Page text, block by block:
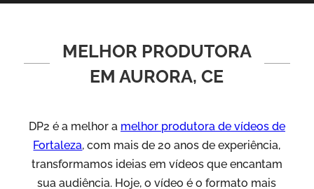
Green Process
Vídeos de Produtos e Serviços
MELHOR PRODUTORA
EM AURORA, CE
DP2 é a melhor a melhor produtora de vídeos de
Fortaleza, com mais de 20 anos de experiência,
transformamos ideias em vídeos que encantam
sua audiência. Hoje, o vídeo é o formato mais